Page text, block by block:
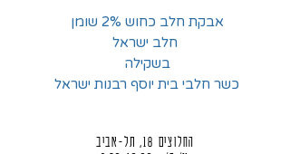
אבקת חלב כחוש 2% שומן
חלב ישראל
בשקילה
כשר חלבי בית יוסף רבנות ישראל
החלוצים 18, תל-אביב